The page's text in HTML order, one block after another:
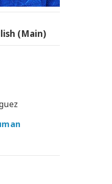
(Main)